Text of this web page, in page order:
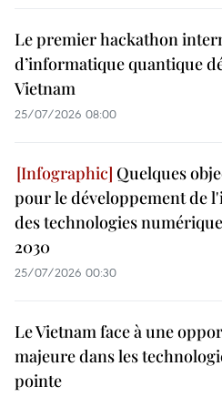
Le premier hackathon
d’informatique quantique
Vietnam
25/07/2026 08:00
Quelques
pour le développement de
des technologies
2030
25/07/2026 00:30
Le Vietnam face à une
majeure dans les
pointe